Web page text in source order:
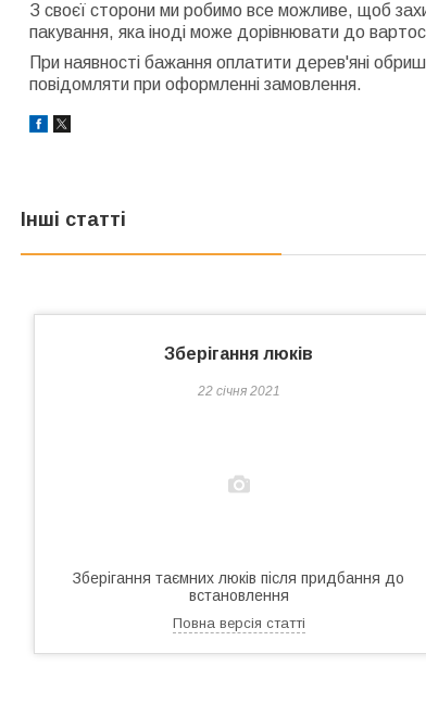
З своєї сторони ми робимо все можливе, щоб
пакування, яка іноді може дорівнювати до
При наявності бажання оплатити дерев'яні
повідомляти при оформленні замовлення.
Інші статті
Зберігання люків
22 січня 2021
Зберігання таємних люків після придбання до
встановлення
Повна версія статті